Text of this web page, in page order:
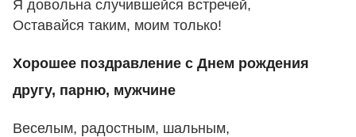
Я довольна случившейся встречей,
Оставайся таким, моим только!
Хорошее поздравление с Днем рождения
другу, парню, мужчине
Веселым, радостным, шальным,